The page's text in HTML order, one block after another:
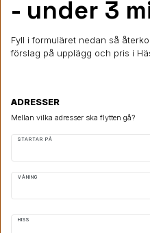
- under 3
Fyll i formuläret nedan så
förslag på upplägg och pris i
ADRESSER
Mellan vilka adresser ska flytten gå?
STARTAR PÅ
VÅNING
HISS